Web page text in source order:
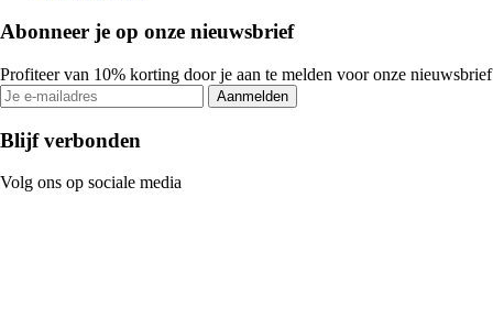
Abonneer je op onze nieuwsbrief
Profiteer van 10% korting door je aan te melden voor onze nieuwsbrief
Aanmelden
Blijf verbonden
Volg ons op sociale media